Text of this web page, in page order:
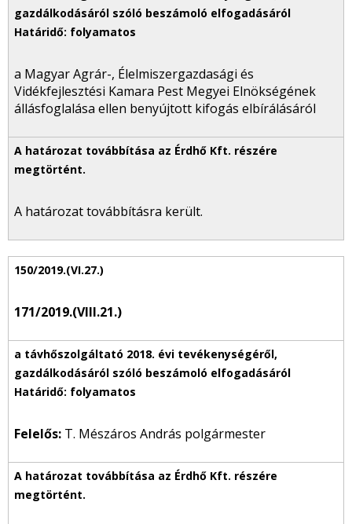
a Magyar Agrár-, Élelmiszergazdasági és
Vidékfejlesztési Kamara Pest Megyei Elnökségének
állásfoglalása ellen benyújtott kifogás elbírálásáról
A határozat továbbításra került.
171/2019.(VIII.21.)
Felelős: T. Mészáros András polgármester